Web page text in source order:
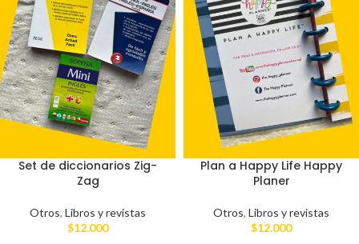
Set de diccionarios Zig-
Zag
Otros, Libros y revistas
$12.000
Plan a Happy Life Happy
Planer
Otros, Libros y revistas
$12.000